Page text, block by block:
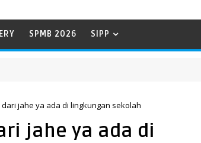
SPMB 2026 SIPP
jahe ya ada di lingkungan sekolah
jahe ya ada di